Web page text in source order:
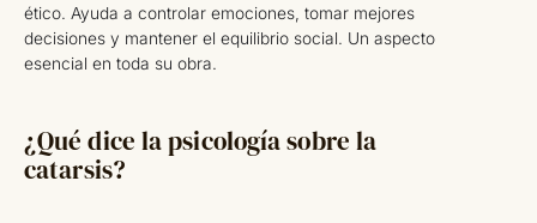
ético. Ayuda a controlar emociones, tomar mejores
decisiones y mantener el equilibrio social. Un aspecto
esencial en toda su obra.
¿Qué dice la psicología sobre la
catarsis?